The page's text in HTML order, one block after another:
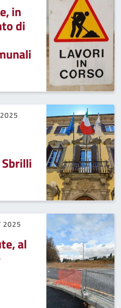
in
di
UN INTERVENTO DI
PER IL PARCHEGGIO IN VIA
2025
al
VIA LA PARTE FINALE